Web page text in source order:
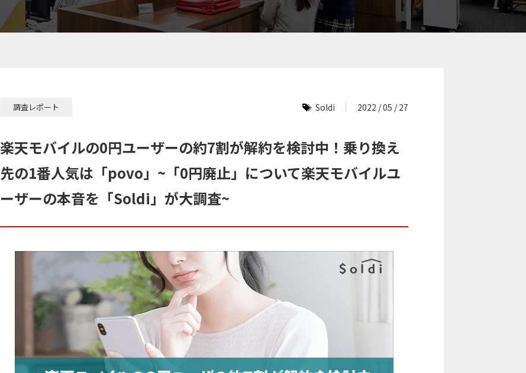
調査レポート Soldi 2022 / 05 / 27
楽天モバイルの0円ユーザーの約7割が解約を検討中！乗り換え
先の1番人気は「povo」~「0円廃止」について楽天モバイルユ
ーザーの本音を「Soldi」が大調査~